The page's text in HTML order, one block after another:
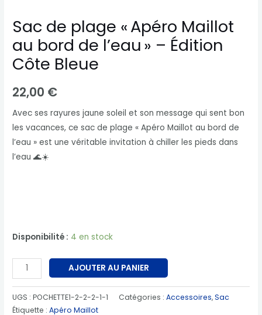
Sac de plage « Apéro Maillot
au bord de l’eau » – Édition
Côte Bleue
22,00 €
Avec ses rayures jaune soleil et son message qui sent bon
les vacances, ce sac de plage « Apéro Maillot au bord de
l’eau » est une véritable invitation à chiller les pieds dans
l’eau 🌊☀️
Disponibilité : 4 en stock
l’eau »
Édition
Côte
AJOUTER AU PANIER
UGS :POCHETTE1-2-2-2-1-1 Catégories :Accessoires,Sac
Étiquette :Apéro Maillot